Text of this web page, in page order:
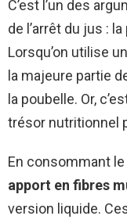
C’est l’un des
de l’arrêt du jus :
Lorsqu’on utilise
la majeure partie
la poubelle. Or,
trésor nutritionnel
En consommant
apport en fibres
version liquide.